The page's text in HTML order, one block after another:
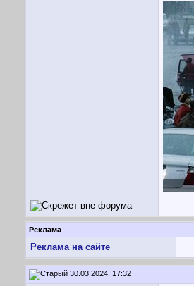
Реклама
Реклама на сайте
30.03.2024, 17:32